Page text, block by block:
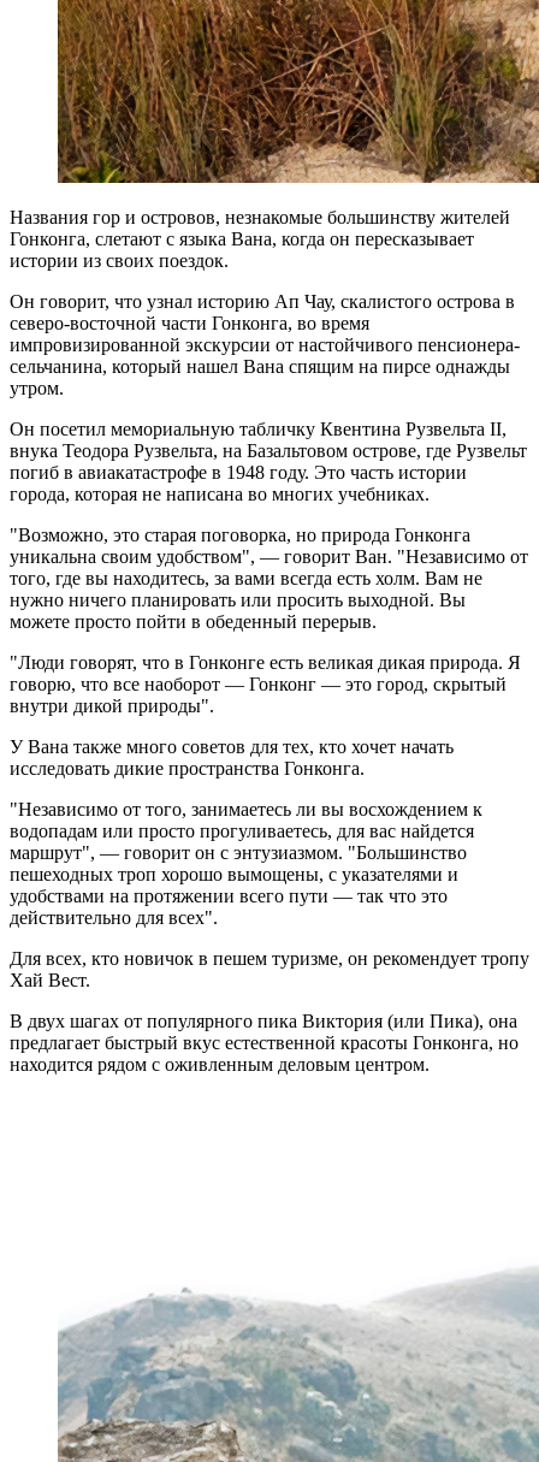
Названия гор и островов, незнакомые большинству жителей
Гонконга, слетают с языка Вана, когда он пересказывает
истории из своих поездок.
Он говорит, что узнал историю Ап Чау, скалистого острова в
северо-восточной части Гонконга, во время
импровизированной экскурсии от настойчивого пенсионера-
сельчанина, который нашел Вана спящим на пирсе однажды
утром.
Он посетил мемориальную табличку Квентина Рузвельта II,
внука Теодора Рузвельта, на Базальтовом острове, где Рузвельт
погиб в авиакатастрофе в 1948 году. Это часть истории
города, которая не написана во многих учебниках.
"Возможно, это старая поговорка, но природа Гонконга
уникальна своим удобством", — говорит Ван. "Независимо от
того, где вы находитесь, за вами всегда есть холм. Вам не
нужно ничего планировать или просить выходной. Вы
можете просто пойти в обеденный перерыв.
"Люди говорят, что в Гонконге есть великая дикая природа. Я
говорю, что все наоборот — Гонконг — это город, скрытый
внутри дикой природы".
У Вана также много советов для тех, кто хочет начать
исследовать дикие пространства Гонконга.
"Независимо от того, занимаетесь ли вы восхождением к
водопадам или просто прогуливаетесь, для вас найдется
маршрут", — говорит он с энтузиазмом. "Большинство
пешеходных троп хорошо вымощены, с указателями и
удобствами на протяжении всего пути — так что это
действительно для всех".
Для всех, кто новичок в пешем туризме, он рекомендует тропу
Хай Вест.
В двух шагах от популярного пика Виктория (или Пика), она
предлагает быстрый вкус естественной красоты Гонконга, но
находится рядом с оживленным деловым центром.